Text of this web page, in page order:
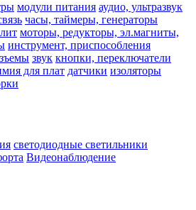
модули питания аудио, ультразвук
часы, таймеры, генераторы
моторы, редукторы, эл.магниты,
инструмент, приспособления
звук кнопки, переключатели
для плат датчики изоляторы
светодиодные светильники
Видеонаблюдение